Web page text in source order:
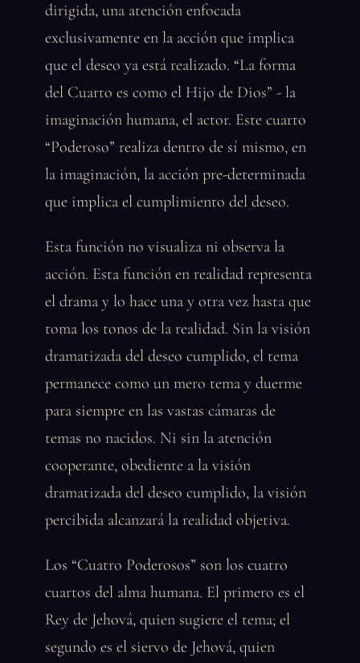
dirigida, una atención enfocada
exclusivamente en la acción que implica
que el deseo ya está realizado. “La forma
del Cuarto es como el Hijo de Dios” - la
imaginación humana, el actor. Este cuarto
“Poderoso” realiza dentro de sí mismo, en
la imaginación, la acción pre-determinada
que implica el cumplimiento del deseo.
Esta función no visualiza ni observa la
acción. Esta función en realidad representa
el drama y lo hace una y otra vez hasta que
toma los tonos de la realidad. Sin la visión
dramatizada del deseo cumplido, el tema
permanece como un mero tema y duerme
para siempre en las vastas cámaras de
temas no nacidos. Ni sin la atención
cooperante, obediente a la visión
dramatizada del deseo cumplido, la visión
percibida alcanzará la realidad objetiva.
Los “Cuatro Poderosos” son los cuatro
cuartos del alma humana. El primero es el
Rey de Jehová, quien sugiere el tema; el
segundo es el siervo de Jehová, quien